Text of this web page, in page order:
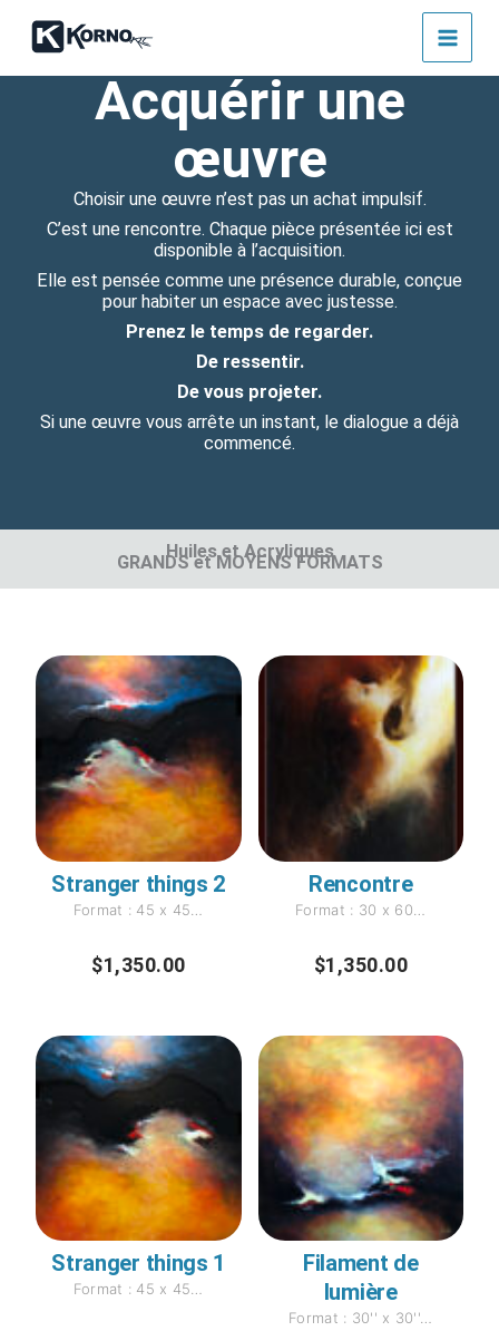
contenu
Acquérir une
œuvre
Choisir une œuvre n’est pas un achat impulsif.
C’est une rencontre. Chaque pièce présentée ici est
disponible à l’acquisition.
Elle est pensée comme une présence durable, conçue
pour habiter un espace avec justesse.
Prenez le temps de regarder.
De ressentir.
De vous projeter.
Si une œuvre vous arrête un instant, le dialogue a déjà
commencé.
Huiles et Acryliques
GRANDS et MOYENS FORMATS
Stranger things 2
Format : 45 x 45…
$1,350.00
Rencontre
Format : 30 x 60…
$1,350.00
Stranger things 1
Format : 45 x 45…
Filament de
lumière
Format : 30'' x 30''…